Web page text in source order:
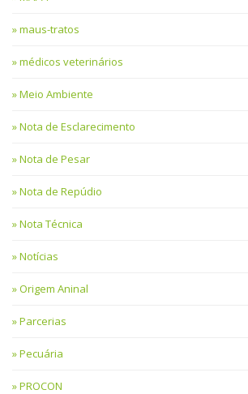
maus-tratos
médicos veterinários
Meio Ambiente
Nota de Esclarecimento
Nota de Pesar
Nota de Repúdio
Nota Técnica
Notícias
Origem Aninal
Parcerias
Pecuária
PROCON